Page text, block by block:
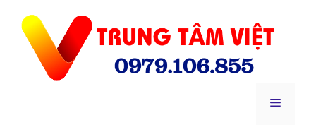
Menu